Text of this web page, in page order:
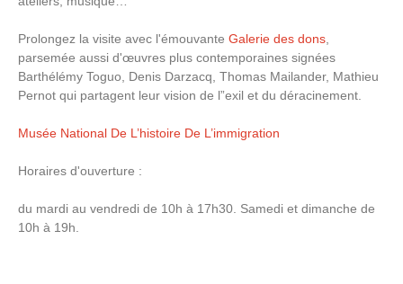
Prolongez la visite avec l'émouvante Galerie des dons
parsemée aussi d'œuvres plus contemporaines signées
Barthélémy Toguo, Denis Darzacq, Thomas Mailander, Mathieu
Pernot qui partagent leur vision de l”exil et du déracinement.
Musée National De L’histoire De L’immigration
Horaires d'ouverture :
du mardi au vendredi de 10h à 17h30. Samedi et dimanche de
10h à 19h.